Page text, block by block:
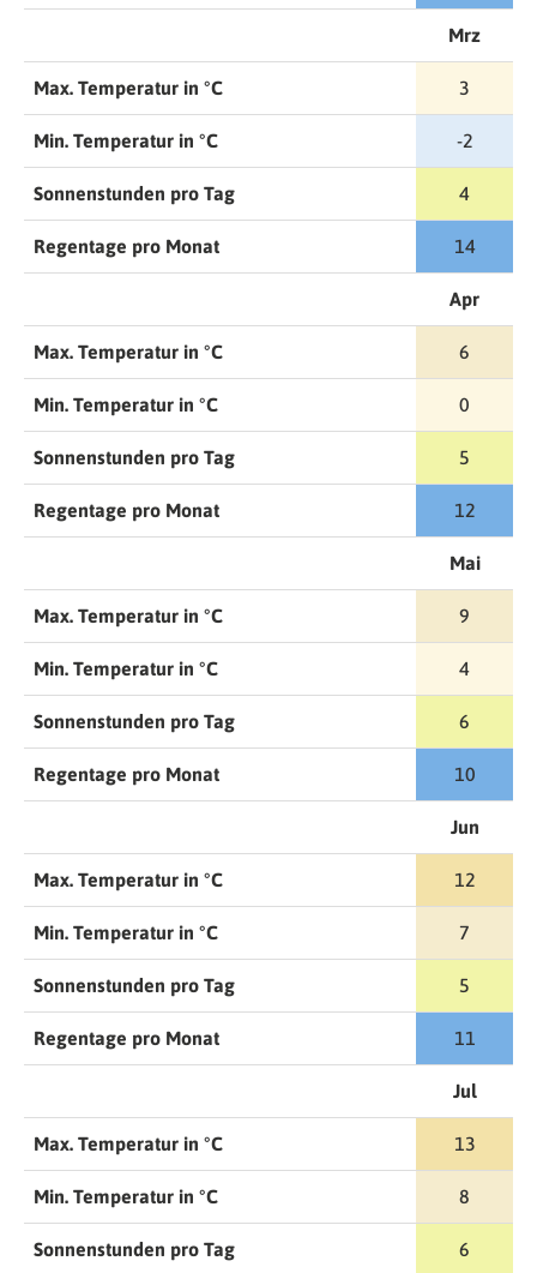
Mrz
Max. Temperatur in °C 3
Min. Temperatur in °C -2
Sonnenstunden pro Tag 4
Regentage pro Monat 14
Apr
Max. Temperatur in °C 6
Min. Temperatur in °C 0
Sonnenstunden pro Tag 5
Regentage pro Monat 12
Mai
Max. Temperatur in °C 9
Min. Temperatur in °C 4
Sonnenstunden pro Tag 6
Regentage pro Monat 10
Jun
Max. Temperatur in °C 12
Min. Temperatur in °C 7
Sonnenstunden pro Tag 5
Regentage pro Monat 11
Jul
Max. Temperatur in °C 13
Min. Temperatur in °C 8
Sonnenstunden pro Tag 6